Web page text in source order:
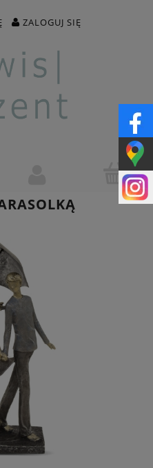
ZALOGUJ SIĘ